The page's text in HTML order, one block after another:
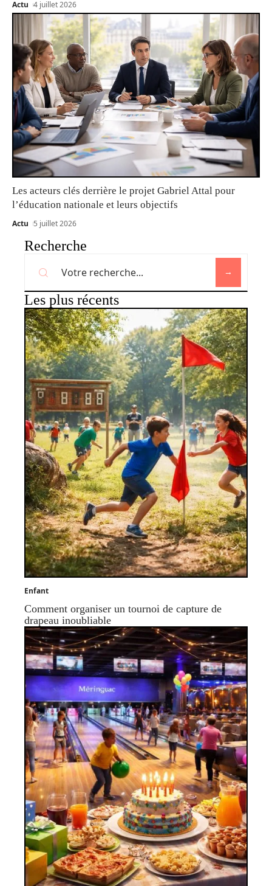
Actu 4 juillet 2026
Les acteurs clés derrière le projet Gabriel Attal pour
l’éducation nationale et leurs objectifs
Actu 5 juillet 2026
Recherche
Les plus récents
Enfant
Comment organiser un tournoi de capture de
drapeau inoubliable